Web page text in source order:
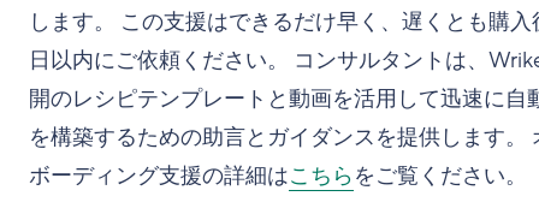
します。 この支援はできるだけ早く、遅くとも購入
日以内にご依頼ください。 コンサルタントは、
開のレシピテンプレートと動画を活用して迅速に自
を構築するための助言とガイダンスを提供します。
ボーディング支援の詳細はこちらをご覧ください。